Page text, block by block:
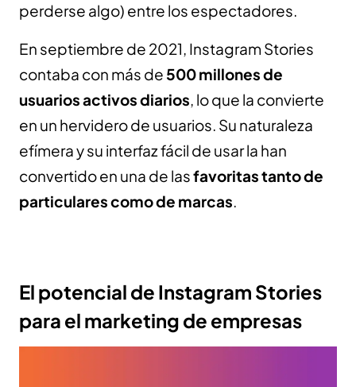
perderse algo) entre los espectadores.
En septiembre de 2021, Instagram Stories
contaba con más de 500 millones de
usuarios activos diarios, lo que la convierte
en un hervidero de usuarios. Su naturaleza
efímera y su interfaz fácil de usar la han
convertido en una de lasfavoritas tanto de
particulares como de marcas.
El potencial de Instagram Stories
para el marketing de empresas